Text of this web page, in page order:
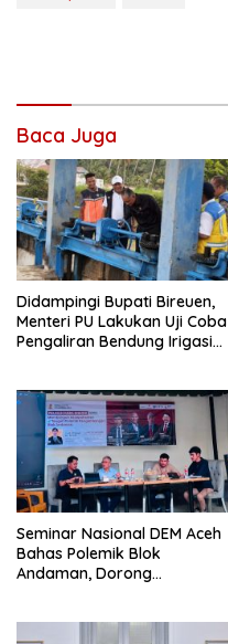
Baca Juga
Didampingi Bupati Bireuen,
Menteri PU Lakukan Uji Coba
Pengaliran Bendung Irigasi
Seminar Nasional DEM Aceh
Bahas Polemik Blok
Andaman, Dorong